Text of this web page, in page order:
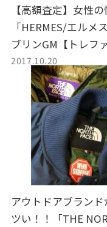
【高額査定】女性
「HERMES/エルメ
ブリンGM【トレフ
タイル仙川レディース
館】
2017.10.20
アウトドアブランド
ツい！！「THE